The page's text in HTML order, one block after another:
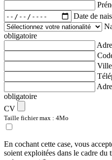
Date de
obligatoire
obligatoire
CV
Taille fichier max : 4Mo
En cochant cette case, vous
soient exploitées dans le cadre du